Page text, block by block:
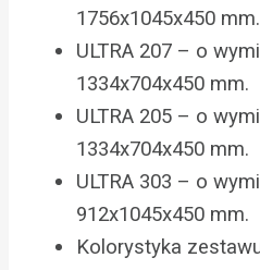
1756x1045x450 mm.
ULTRA 207 – o
1334x704x450 mm.
ULTRA 205 – o
1334x704x450 mm.
ULTRA 303 – o
912x1045x450 mm.
Kolorystyka